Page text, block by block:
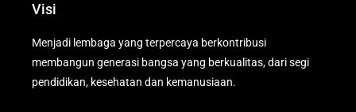
Visi
Menjadi lembaga yang terpercaya berkontribusi
membangun generasi bangsa yang berkualitas, dari segi
pendidikan, kesehatan dan kemanusiaan.